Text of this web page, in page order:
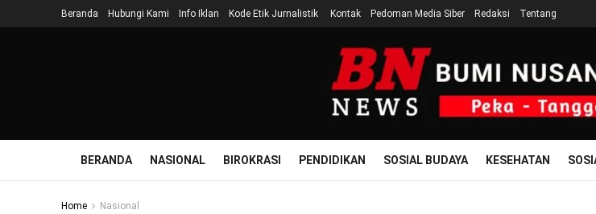
Beranda Hubungi Kami Info Iklan Kode Etik Jurnalistik Kontak Pedoman Media Siber Redaksi Tentang
BERANDA NASIONAL BIROKRASI PENDIDIKAN SOSIAL BUDAYA KESEHATAN
Home Nasional